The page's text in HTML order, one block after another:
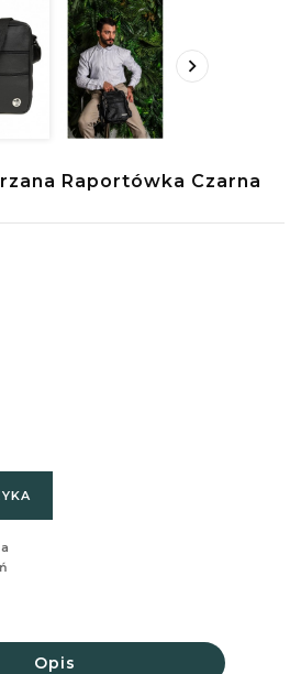

Raportówka Czarna
Opis